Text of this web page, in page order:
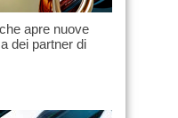
apre nuove
dei partner di